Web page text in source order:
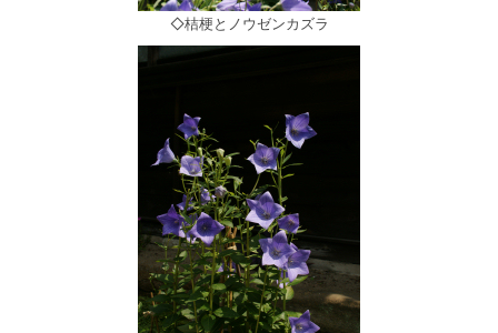
◇桔梗とノウゼンカズラ